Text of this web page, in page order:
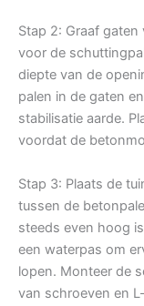
Stap 2: Graaf
voor de
diepte van de
palen in de gaten
stabilisatie aarde.
voordat de
Stap 3: Plaats de
tussen de
steeds even hoog
een waterpas om
lopen. Monteer de
van schroeven en